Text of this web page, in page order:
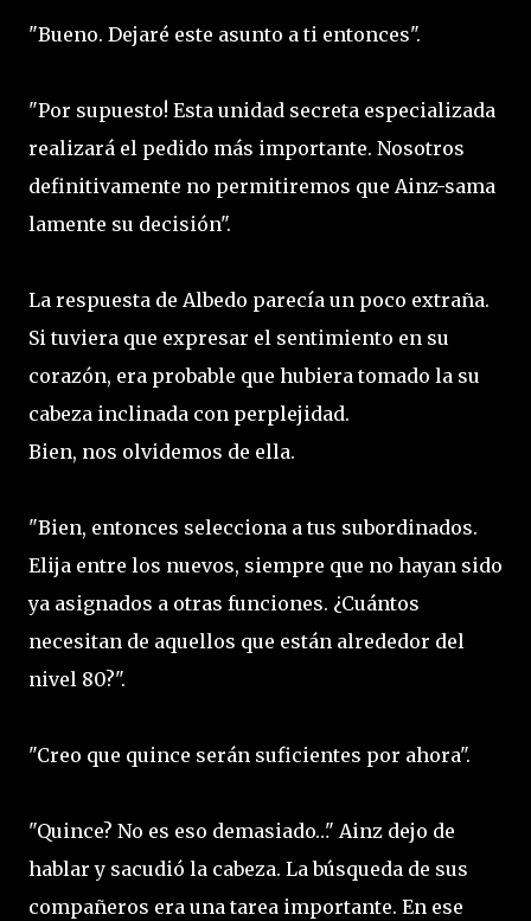
"Bueno. Dejaré este asunto a ti entonces".
"Por supuesto! Esta unidad secreta especializada
realizará el pedido más importante. Nosotros
definitivamente no permitiremos que Ainz-sama
lamente su decisión".
La respuesta de Albedo parecía un poco extraña.
Si tuviera que expresar el sentimiento en su
corazón, era probable que hubiera tomado la su
cabeza inclinada con perplejidad.
Bien, nos olvidemos de ella.
"Bien, entonces selecciona a tus subordinados.
Elija entre los nuevos, siempre que no hayan sido
ya asignados a otras funciones. ¿Cuántos
necesitan de aquellos que están alrededor del
nivel 80?".
"Creo que quince serán suficientes por ahora".
"Quince? No es eso demasiado…" Ainz dejo de
hablar y sacudió la cabeza. La búsqueda de sus
compañeros era una tarea importante. En ese